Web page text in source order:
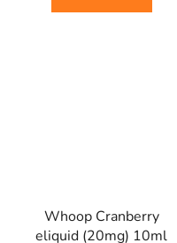
Whoop Cranberry
eliquid (20mg) 10ml